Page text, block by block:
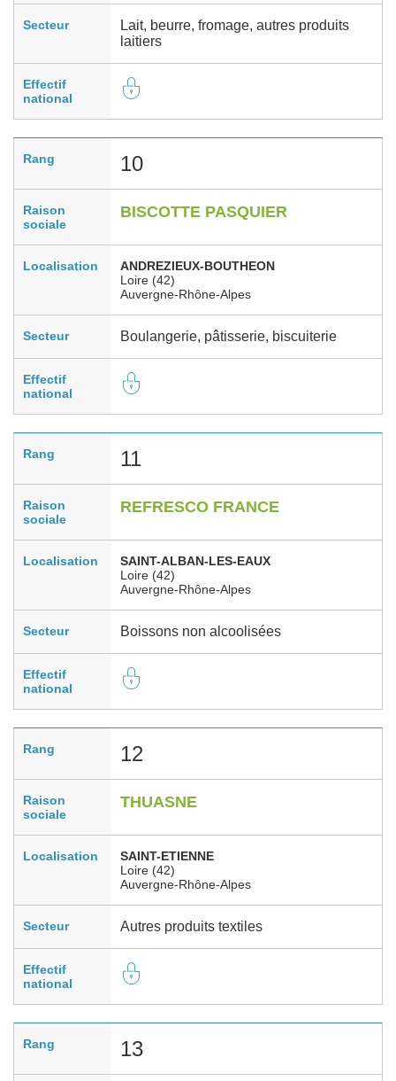
Secteur
Lait, beurre, fromage, autres produits
laitiers
Effectif
national
Rang 10
Raison
sociale
BISCOTTE PASQUIER
Localisation
ANDREZIEUX-BOUTHEON
Loire (42)
Auvergne-Rhône-Alpes
Secteur Boulangerie, pâtisserie, biscuiterie
Effectif
national
Rang 11
Raison
sociale
REFRESCO FRANCE
Localisation
SAINT-ALBAN-LES-EAUX
Loire (42)
Auvergne-Rhône-Alpes
Secteur Boissons non alcoolisées
Effectif
national
Rang 12
Raison
sociale
THUASNE
Localisation
SAINT-ETIENNE
Loire (42)
Auvergne-Rhône-Alpes
Secteur Autres produits textiles
Effectif
national
Rang 13